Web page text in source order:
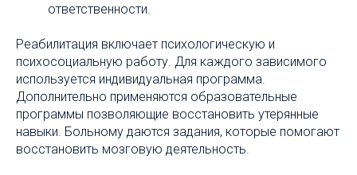
ответственности.
Реабилитация включает психологическую и
психосоциальную работу. Для каждого зависимого
используется индивидуальная программа.
Дополнительно применяются образовательные
программы позволяющие восстановить утерянные
навыки. Больному даются задания, которые помогают
восстановить мозговую деятельность.